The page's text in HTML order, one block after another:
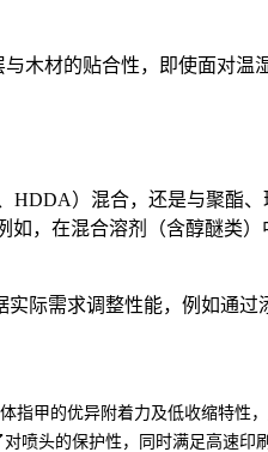
木材的贴合性，即使面对
HDDA）混合，还是与聚酯
如，在混合溶剂（含醇醚类
际需求调整性能，例如通过
指甲的优异附着力及低收缩特性
喷头的保护性，同时满足高速印